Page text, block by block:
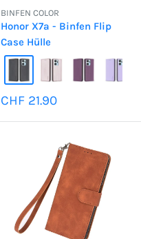
BINFEN COLOR
Honor X7a - Binfen Flip
Case Hülle
Sonderpreis
CHF 21.90